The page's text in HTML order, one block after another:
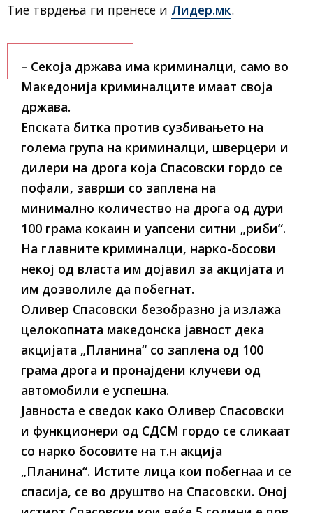
Тие тврдења ги пренесе и Лидер.мк.
– Секоја држава има криминалци, само во
Македонија криминалците имаат своја
држава.
Епската битка против сузбивањето на
голема група на криминалци, шверцери и
дилери на дрога која Спасовски гордо се
пофали, заврши со заплена на
минимално количество на дрога од дури
100 грама кокаин и уапсени ситни „риби“.
На главните криминалци, нарко-босови
некој од власта им дојавил за акцијата и
им дозволиле да побегнат.
Оливер Спасовски безобразно ја излажа
целокопната македонска јавност дека
акцијата „Планина“ со заплена од 100
грама дрога и пронајдени клучеви од
автомобили е успешна.
Јавноста е сведок како Оливер Спасовски
и функционери од СДСМ гордо се сликаат
со нарко босовите на т.н акција
„Планина“. Истите лица кои побегнаа и се
спасија, се во друштво на Спасовски. Оној